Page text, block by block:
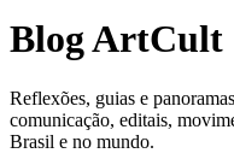
Blog ArtCult
Reflexões, guias e
comunicação, editais,
Brasil e no mundo.